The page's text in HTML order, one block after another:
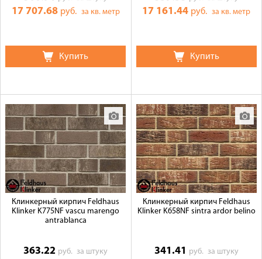
17 707.68 руб. за кв. метр
Купить
17 161.44 руб.за кв. метр
Купить
Клинкерный кирпич Feldhaus
Klinker K775NF vascu marengo
antrablanca
363.22 руб.за штуку
Клинкерный кирпич Feldhaus
Klinker K658NF sintra ardor belino
341.41 руб. за штуку